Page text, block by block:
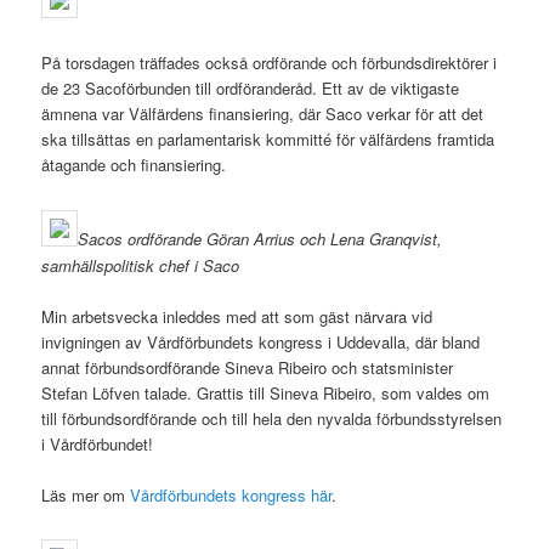
På torsdagen träffades också ordförande och förbundsdirektörer i
de 23 Sacoförbunden till ordföranderåd. Ett av de viktigaste
ämnena var Välfärdens finansiering, där Saco verkar för att det
ska tillsättas en parlamentarisk kommitté för välfärdens framtida
åtagande och finansiering.
Sacos ordförande Göran Arrius och Lena Granqvist,
samhällspolitisk chef i Saco
Min arbetsvecka inleddes med att som gäst närvara vid
invigningen av Vårdförbundets kongress i Uddevalla, där bland
annat förbundsordförande Sineva Ribeiro och statsminister
Stefan Löfven talade. Grattis till Sineva Ribeiro, som valdes om
till förbundsordförande och till hela den nyvalda förbundsstyrelsen
i Vårdförbundet!
Läs mer omVårdförbundets kongress här.